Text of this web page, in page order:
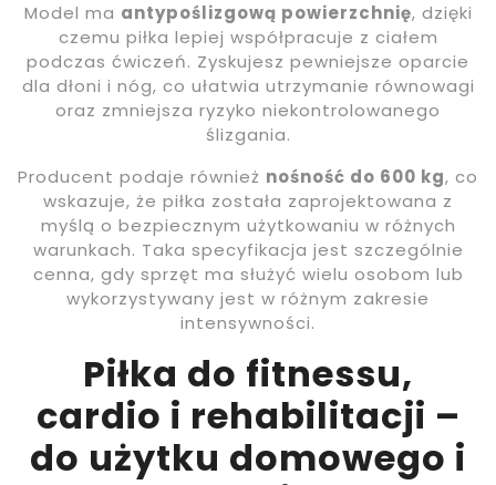
Model ma antypoślizgową powierzchnię, dzięki
czemu piłka lepiej współpracuje z ciałem
podczas ćwiczeń. Zyskujesz pewniejsze oparcie
dla dłoni i nóg, co ułatwia utrzymanie równowagi
oraz zmniejsza ryzyko niekontrolowanego
ślizgania.
Producent podaje również nośność do 600 kg, co
wskazuje, że piłka została zaprojektowana z
myślą o bezpiecznym użytkowaniu w różnych
warunkach. Taka specyfikacja jest szczególnie
cenna, gdy sprzęt ma służyć wielu osobom lub
wykorzystywany jest w różnym zakresie
intensywności.
Piłka do fitnessu,
cardio i rehabilitacji –
do użytku domowego i